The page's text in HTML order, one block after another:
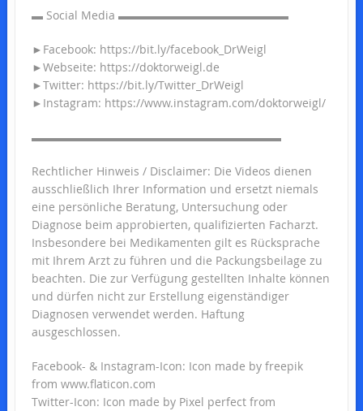
▬ Social Media ▬▬▬▬▬▬▬▬▬▬▬▬▬▬▬
►Facebook: https://bit.ly/facebook_DrWeigl
►Webseite: https://doktorweigl.de
►Twitter: https://bit.ly/Twitter_DrWeigl
►Instagram: https://www.instagram.com/doktorweigl/
▬▬▬▬▬▬▬▬▬▬▬▬▬▬▬▬▬▬▬▬▬▬
Rechtlicher Hinweis / Disclaimer: Die Videos dienen
ausschließlich Ihrer Information und ersetzt niemals
eine persönliche Beratung, Untersuchung oder
Diagnose beim approbierten, qualifizierten Facharzt.
Insbesondere bei Medikamenten gilt es Rücksprache
mit Ihrem Arzt zu führen und die Packungsbeilage zu
beachten. Die zur Verfügung gestellten Inhalte können
und dürfen nicht zur Erstellung eigenständiger
Diagnosen verwendet werden. Haftung
ausgeschlossen.
Facebook- & Instagram-Icon: Icon made by freepik
from www.flaticon.com
Twitter-Icon: Icon made by Pixel perfect from